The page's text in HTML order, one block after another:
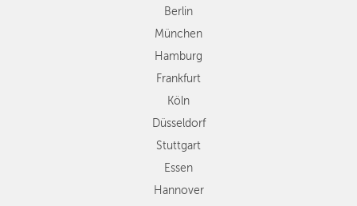
Stuttgart
Nürnberg
Regionen
Berlin
München
Hamburg
Frankfurt
Köln
Düsseldorf
Stuttgart
Essen
Hannover